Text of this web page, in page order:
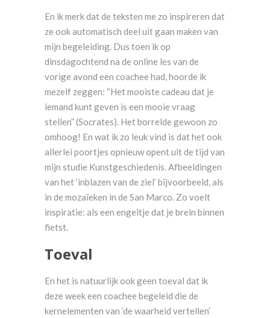
En ik merk dat de teksten me zo inspireren dat
ze ook automatisch deel uit gaan maken van
mijn begeleiding. Dus toen ik op
dinsdagochtend na de online les van de
vorige avond een coachee had, hoorde ik
mezelf zeggen: “Het mooiste cadeau dat je
iemand kunt geven is een mooie vraag
stellen” (Socrates). Het borrelde gewoon zo
omhoog! En wat ik zo leuk vind is dat het ook
allerlei poortjes opnieuw opent uit de tijd van
mijn studie Kunstgeschiedenis. Afbeeldingen
van het ‘inblazen van de ziel’ bijvoorbeeld, als
in de mozaïeken in de San Marco. Zo voelt
inspiratie: als een engeltje dat je brein binnen
fietst.
Toeval
En het is natuurlijk ook geen toeval dat ik
deze week een coachee begeleid die de
kernelementen van ‘de waarheid vertellen’